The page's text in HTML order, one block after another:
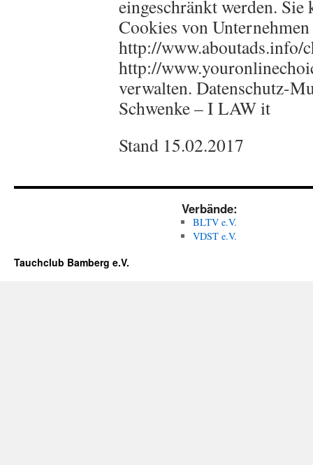
eingeschränkt werden.
Cookies von
http://www.aboutads.info/
http://
verwalten. Datenschutz-
Schwenke – I LAW it
Stand 15.02.2017
Verbände:
BLTV e.V.
VDST e.V.
Tauchclub Bamberg e.V.